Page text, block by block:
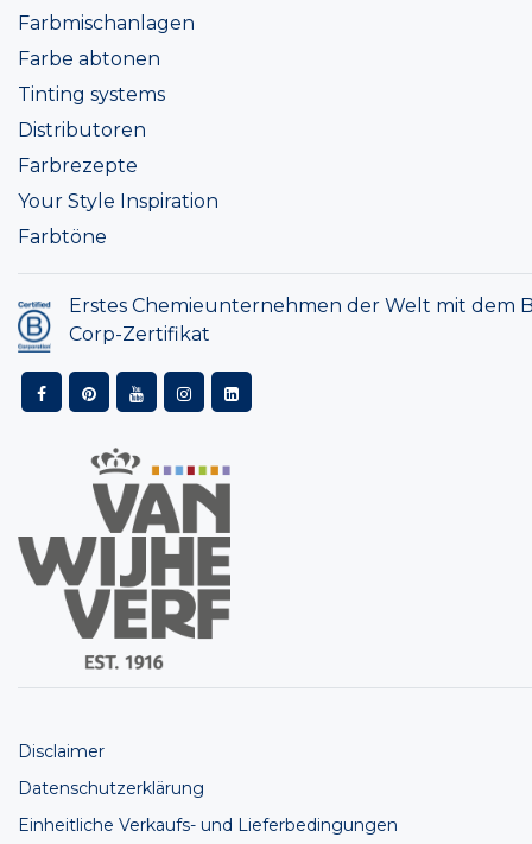
Farbmischanlagen
Farbe abtonen
Tinting systems
Distributoren
Farbrezepte
Your Style Inspiration
Farbtöne
Erstes Chemieunternehmen der Welt mit dem
Corp-Zertifikat
Disclaimer
Datenschutzerklärung
Einheitliche Verkaufs- und Lieferbedingungen